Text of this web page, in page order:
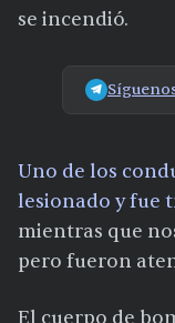
se incendió.
Uno de los
lesionado y fue
mientras que
pero fueron
El cuerpo de